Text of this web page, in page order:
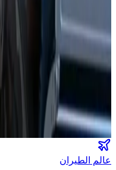
طيران السعودية
نشرة الملاحة الجوية
كن أول من يتلقى تقارير
الكبرى في بريدك.
انضم لطاقم المشركين
عالم الطيران